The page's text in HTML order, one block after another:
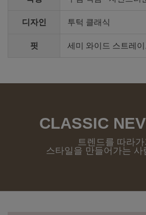
디자인 투턱 클래식
핏 세미 와이드 스트레이
CLASSIC
트렌드를 따라
스타일을 만들어가는 사